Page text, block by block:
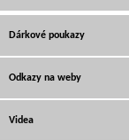
Dárkové poukazy
Odkazy na weby
Videa